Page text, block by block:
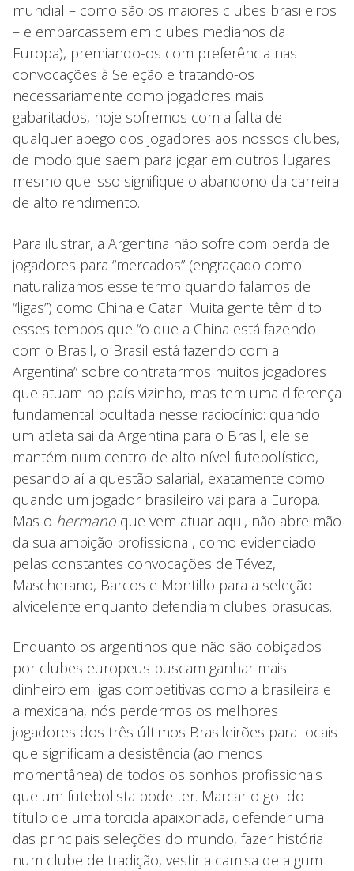
mundial – como são os maiores clubes brasileiros
– e embarcassem em clubes medianos da
Europa), premiando-os com preferência nas
convocações à Seleção e tratando-os
necessariamente como jogadores mais
gabaritados, hoje sofremos com a falta de
qualquer apego dos jogadores aos nossos clubes,
de modo que saem para jogar em outros lugares
mesmo que isso signifique o abandono da carreira
de alto rendimento.
Para ilustrar, a Argentina não sofre com perda de
jogadores para “mercados” (engraçado como
naturalizamos esse termo quando falamos de
“ligas”) como China e Catar. Muita gente têm dito
esses tempos que “o que a China está fazendo
com o Brasil, o Brasil está fazendo com a
Argentina” sobre contratarmos muitos jogadores
que atuam no país vizinho, mas tem uma diferença
fundamental ocultada nesse raciocínio: quando
um atleta sai da Argentina para o Brasil, ele se
mantém num centro de alto nível futebolístico,
pesando aí a questão salarial, exatamente como
quando um jogador brasileiro vai para a Europa.
Mas o hermano que vem atuar aqui, não abre mão
da sua ambição profissional, como evidenciado
pelas constantes convocações de Tévez,
Mascherano, Barcos e Montillo para a seleção
alvicelente enquanto defendiam clubes brasucas.
Enquanto os argentinos que não são cobiçados
por clubes europeus buscam ganhar mais
dinheiro em ligas competitivas como a brasileira e
a mexicana, nós perdermos os melhores
jogadores dos três últimos Brasileirões para locais
que significam a desistência (ao menos
momentânea) de todos os sonhos profissionais
que um futebolista pode ter. Marcar o gol do
título de uma torcida apaixonada, defender uma
das principais seleções do mundo, fazer história
num clube de tradição, vestir a camisa de algum